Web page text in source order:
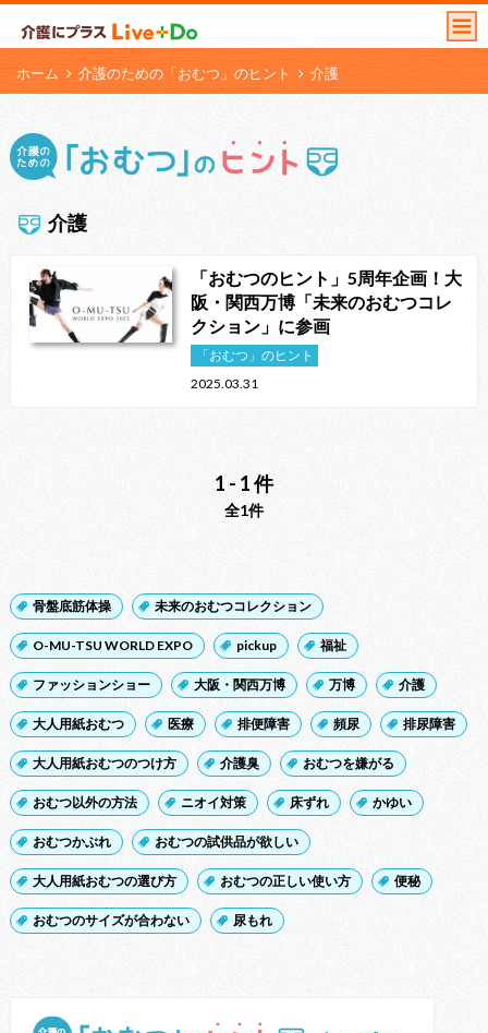
ホーム 介護のための「おむつ」のヒント 介護
介護
「おむつのヒント」5周年企画！大
阪・関西万博「未来のおむつコレ
クション」に参画
「おむつ」のヒント
2025.03.31
1 - 1 件
全1件
骨盤底筋体操 未来のおむつコレクション
O-MU-TSU WORLD EXPO pickup 福祉
ファッションショー 大阪・関西万博 万博 介護
大人用紙おむつ 医療 排便障害 頻尿 排尿障害
大人用紙おむつのつけ方 介護臭 おむつを嫌がる
おむつ以外の方法 ニオイ対策 床ずれ かゆい
おむつかぶれ おむつの試供品が欲しい
大人用紙おむつの選び方 おむつの正しい使い方 便秘
おむつのサイズが合わない 尿もれ